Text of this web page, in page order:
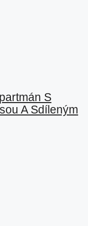
S
A Sdíleným